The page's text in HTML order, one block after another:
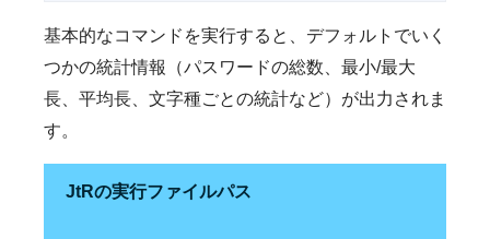
基本的なコマンドを実行すると、デフォルトでいく
つかの統計情報（パスワードの総数、最小/最大
長、平均長、文字種ごとの統計など）が出力されま
す。
JtRの実行ファイルパス